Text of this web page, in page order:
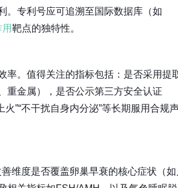
。专利号应可追溯至国际数据库（如
靶点的独特性。
率。值得关注的指标包括：是否采用提
重金属），是否公示第三方安全认证
”“不干扰自身内分泌”等长期服用合规
维度是否覆盖卵巢早衰的核心症状（